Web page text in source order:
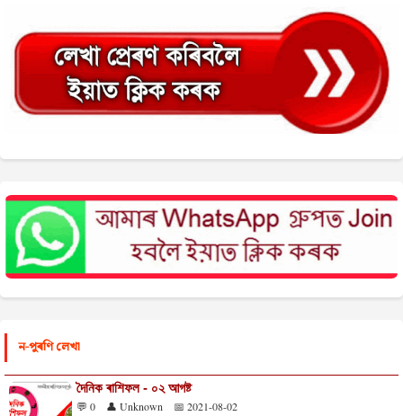
ন-পুৰণি লেখা
দৈনিক ৰাশিফল - ০২ আগষ্ট
💬 0 👤 Unknown
📅 2021-08-02